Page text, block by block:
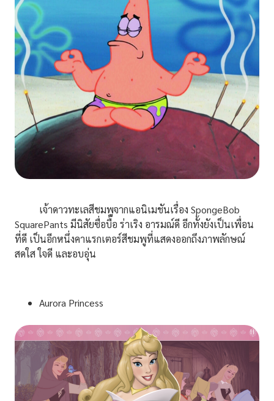
เจ้าดาวทะเลสีชมพูจากแอนิเมชันเรื่อง SpongeBob
SquarePants มีนิสัยซื่อบื้อ ร่าเริง อารมณ์ดี อีกทั้งยังเป็นเพื่อน
ที่ดี เป็นอีกหนึ่งคาแรกเตอร์สีชมพูที่แสดงออกถึงภาพลักษณ์
สดใส ใจดี และอบอุ่น
Aurora Princess